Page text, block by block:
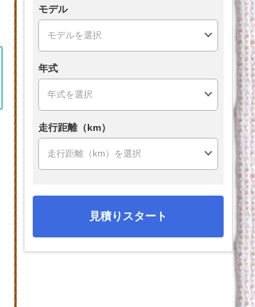
モデル
年式
走行距離（km）
見積りスタート